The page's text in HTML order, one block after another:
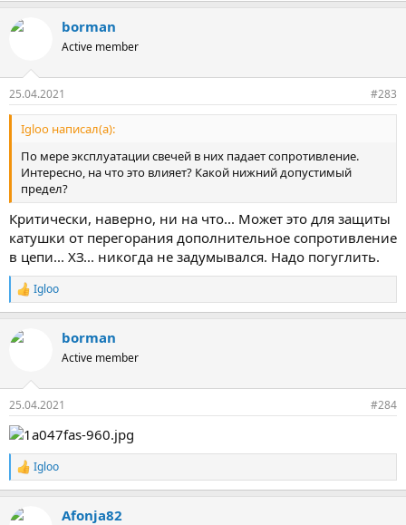
borman
Active member
25.04.2021 #283
Igloo написал(а):
По мере эксплуатации свечей в них падает сопротивление.
Интересно, на что это влияет? Какой нижний допустимый
предел?
Критически, наверно, ни на что... Может это для защиты
катушки от перегорания дополнительное сопротивление
в цепи... ХЗ... никогда не задумывался. Надо погуглить.
Р
е
к
Igloo
borman
Active member
25.04.2021 #284
Р
е
к
Igloo
Afonja82